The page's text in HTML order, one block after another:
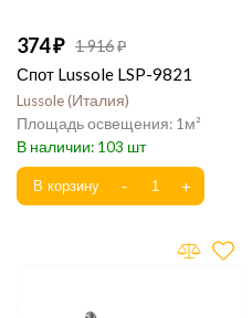
374 1 916
Спот Lussole LSP-9821
Lussole Италия
1
103